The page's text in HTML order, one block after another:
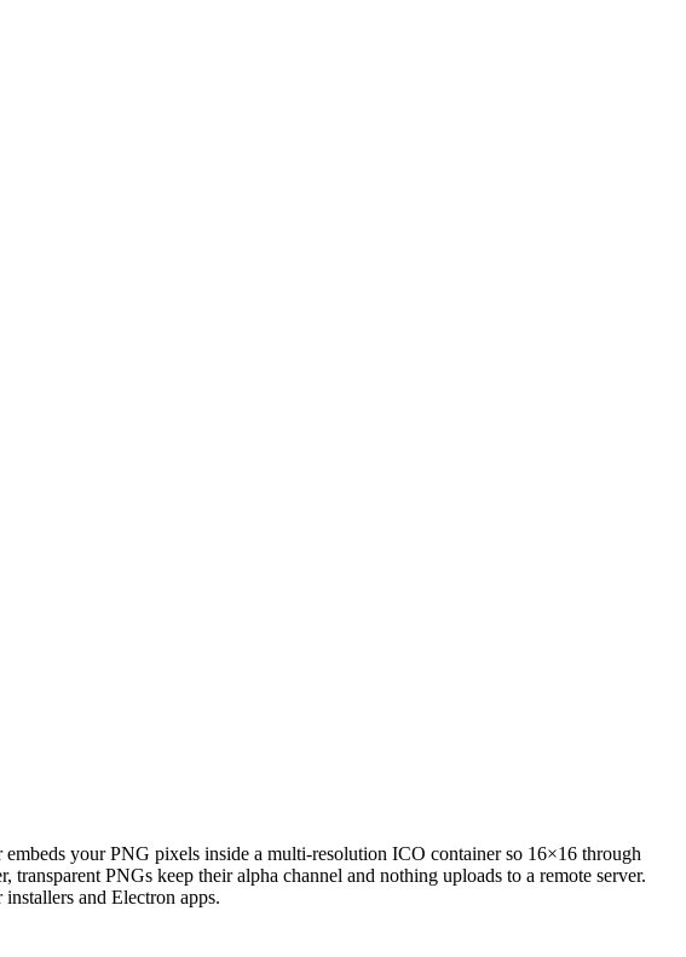
your PNG pixels inside a multi-resolution ICO container so 16×16 through
PNGs keep their alpha channel and nothing uploads to a remote server.
and Electron apps.